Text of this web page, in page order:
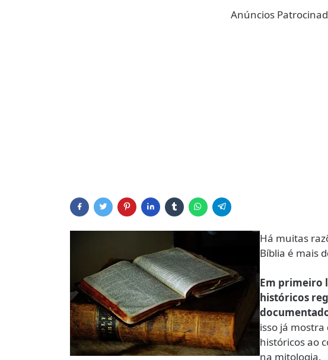
Anúncios
Há muitas
Bíblia é mais
Em primeiro
históricos
isso já
históricos ao
na mitologia.